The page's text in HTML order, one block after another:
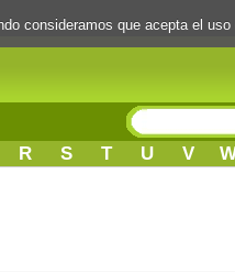
R S T U V
consideramos que acepta el uso